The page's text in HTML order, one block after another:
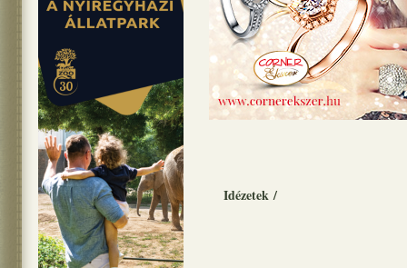
Idézetek /